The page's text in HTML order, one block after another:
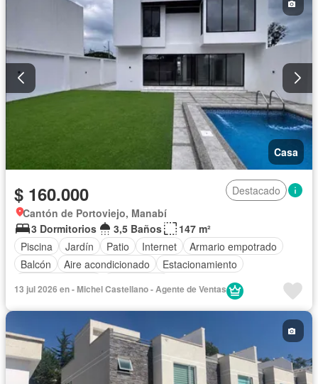
Casa
$ 160.000
Destacado
Cantón de Portoviejo, Manabí
3 Dormitorios
3,5 Baños
147 m²
Piscina
Jardín Patio Internet
Armario empotrado
Balcón
Aire acondicionado
Estacionamiento
13 jul 2026 en - Michel Castellano - Agente de Ventas